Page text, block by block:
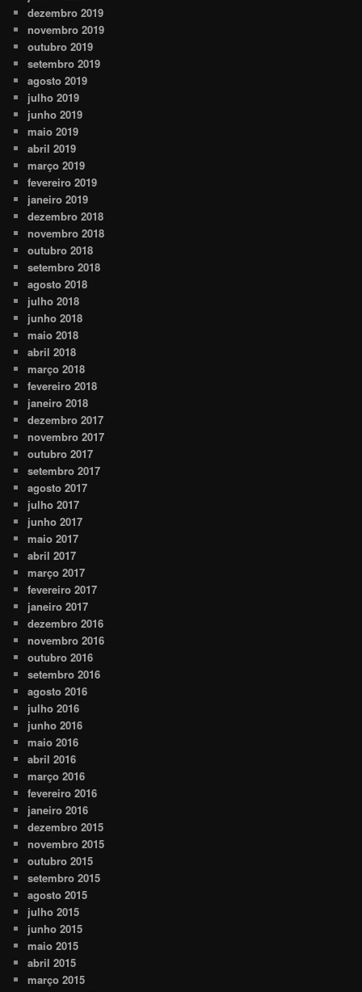
dezembro 2019
novembro 2019
outubro 2019
setembro 2019
agosto 2019
julho 2019
junho 2019
maio 2019
abril 2019
março 2019
fevereiro 2019
janeiro 2019
dezembro 2018
novembro 2018
outubro 2018
setembro 2018
agosto 2018
julho 2018
junho 2018
maio 2018
abril 2018
março 2018
fevereiro 2018
janeiro 2018
dezembro 2017
novembro 2017
outubro 2017
setembro 2017
agosto 2017
julho 2017
junho 2017
maio 2017
abril 2017
março 2017
fevereiro 2017
janeiro 2017
dezembro 2016
novembro 2016
outubro 2016
setembro 2016
agosto 2016
julho 2016
junho 2016
maio 2016
abril 2016
março 2016
fevereiro 2016
janeiro 2016
dezembro 2015
novembro 2015
outubro 2015
setembro 2015
agosto 2015
julho 2015
junho 2015
maio 2015
abril 2015
março 2015